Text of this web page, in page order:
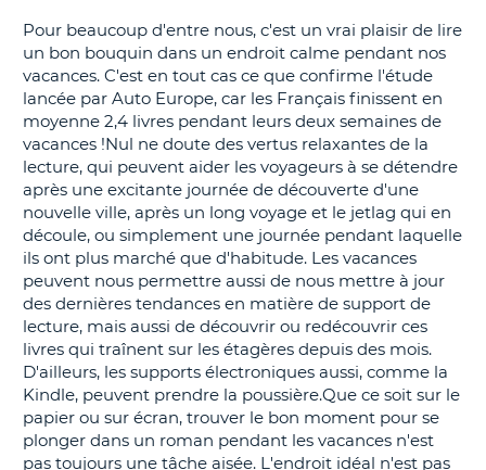
Pour beaucoup d'entre nous, c'est un vrai plaisir de lire
un bon bouquin dans un endroit calme pendant nos
vacances. C'est en tout cas ce que confirme l'étude
lancée par Auto Europe, car les Français finissent en
moyenne 2,4 livres pendant leurs deux semaines de
vacances !Nul ne doute des vertus relaxantes de la
lecture, qui peuvent aider les voyageurs à se détendre
après une excitante journée de découverte d'une
nouvelle ville, après un long voyage et le jetlag qui en
découle, ou simplement une journée pendant laquelle
ils ont plus marché que d'habitude. Les vacances
peuvent nous permettre aussi de nous mettre à jour
des dernières tendances en matière de support de
lecture, mais aussi de découvrir ou redécouvrir ces
livres qui traînent sur les étagères depuis des mois.
D'ailleurs, les supports électroniques aussi, comme la
Kindle, peuvent prendre la poussière.Que ce soit sur le
papier ou sur écran, trouver le bon moment pour se
plonger dans un roman pendant les vacances n'est
pas toujours une tâche aisée. L'endroit idéal n'est pas